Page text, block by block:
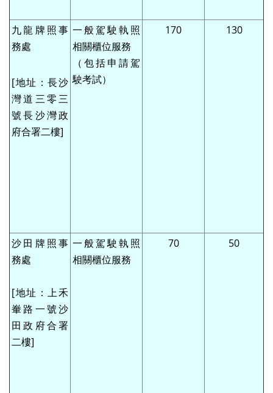
九龍牌照事
務處
[地址：長沙
灣道三零三
號長沙灣政
府合署二樓]
一般駕駛執照
相關櫃位服務
（包括申請駕
駛考試）
170 130
沙田牌照事
務處
[地址：上禾
輋路一號沙
田政府合署
二樓]
一般駕駛執照
相關櫃位服務
70 50